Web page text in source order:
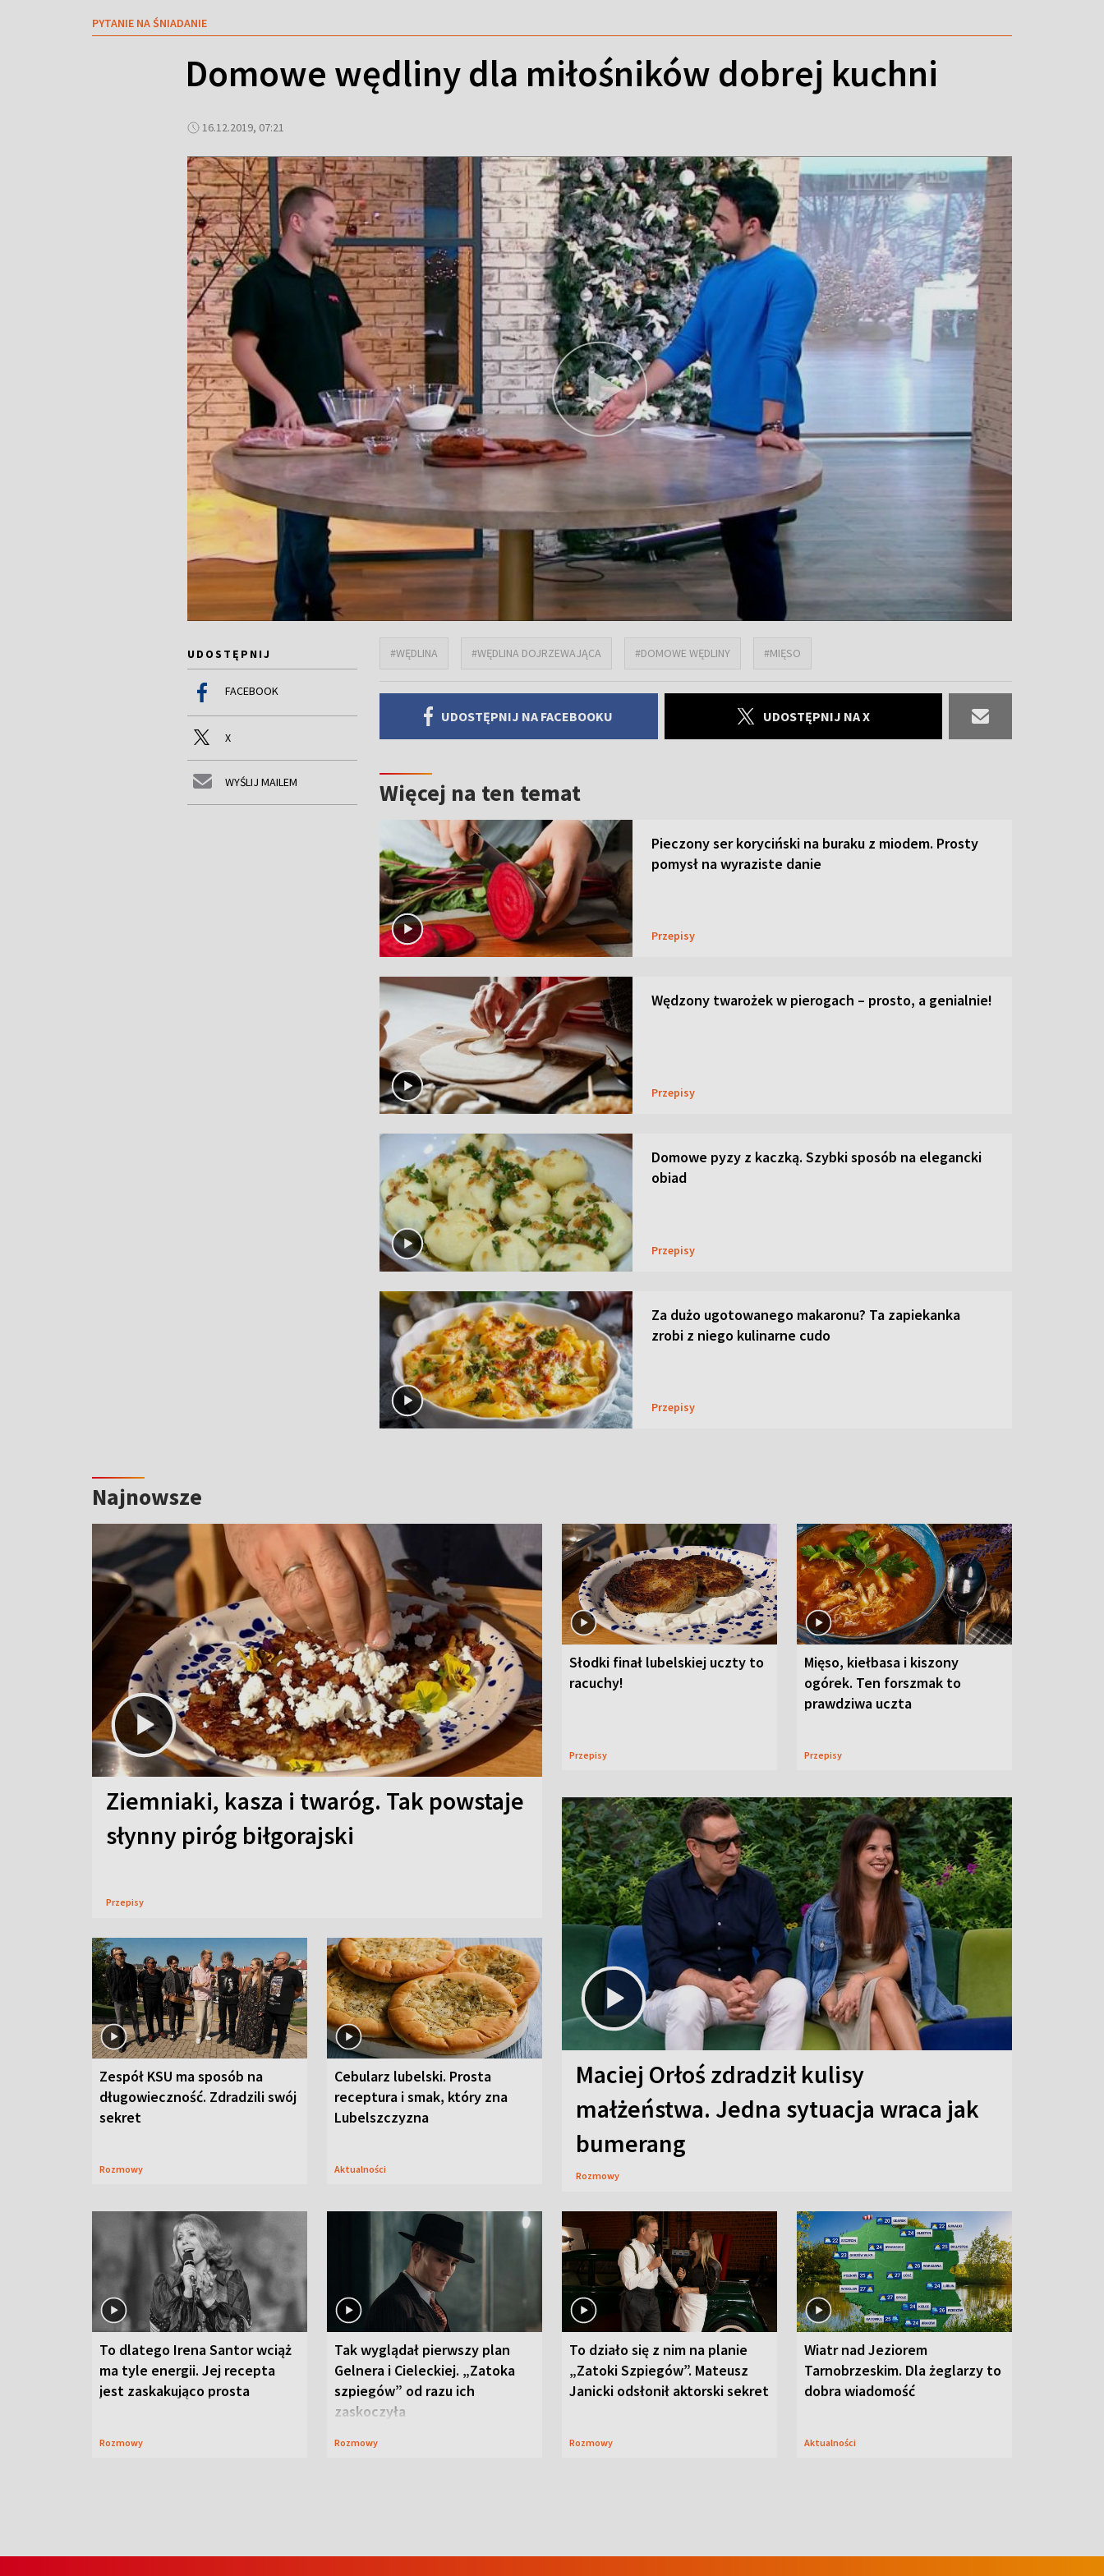
PYTANIE NA ŚNIADANIE
Domowe wędliny dla miłośników dobrej kuchni
16.12.2019, 07:21
UDOSTĘPNIJ
FACEBOOK
X
WYŚLIJ MAILEM
#WĘDLINA #WĘDLINA DOJRZEWAJĄCA #DOMOWE WĘDLINY #MIĘSO
UDOSTĘPNIJ NA FACEBOOKU UDOSTĘPNIJ NA X
Więcej na ten temat
Pieczony ser koryciński na buraku z miodem. Prosty
pomysł na wyraziste danie
Przepisy
Wędzony twarożek w pierogach – prosto, a genialnie!
Przepisy
Domowe pyzy z kaczką. Szybki sposób na elegancki
obiad
Przepisy
Za dużo ugotowanego makaronu? Ta zapiekanka
zrobi z niego kulinarne cudo
Przepisy
Najnowsze
Ziemniaki, kasza i twaróg. Tak powstaje
słynny piróg biłgorajski
Przepisy
Słodki finał lubelskiej uczty to
racuchy!
Przepisy
Mięso, kiełbasa i kiszony
ogórek. Ten forszmak to
prawdziwa uczta
Przepisy
Zespół KSU ma sposób na
długowieczność. Zdradzili swój
sekret
Rozmowy
Cebularz lubelski. Prosta
receptura i smak, który zna
Lubelszczyzna
Aktualności
Maciej Orłoś zdradził kulisy
małżeństwa. Jedna sytuacja wraca jak
bumerang
Rozmowy
To dlatego Irena Santor wciąż
ma tyle energii. Jej recepta
jest zaskakująco prosta
Rozmowy
Tak wyglądał pierwszy plan
Gelnera i Cieleckiej. „Zatoka
szpiegów” od razu ich
zaskoczyła
Rozmowy
To działo się z nim na planie
„Zatoki Szpiegów”. Mateusz
Janicki odsłonił aktorski sekret
Rozmowy
Wiatr nad Jeziorem
Tarnobrzeskim. Dla żeglarzy to
dobra wiadomość
Aktualności